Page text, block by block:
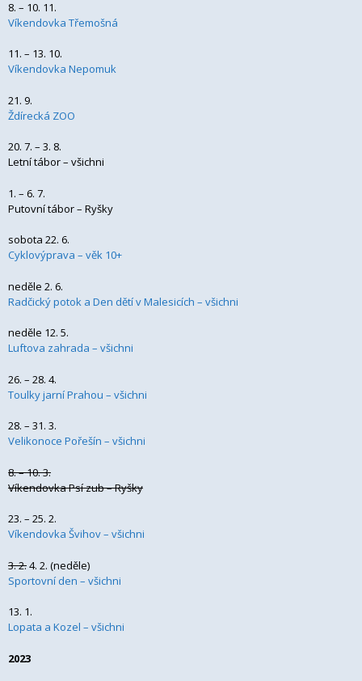
8. – 10. 11.
Víkendovka Třemošná
11. – 13. 10.
Víkendovka Nepomuk
21. 9.
Ždírecká ZOO
20. 7. – 3. 8.
Letní tábor – všichni
1. – 6. 7.
Putovní tábor – Ryšky
sobota 22. 6.
Cyklovýprava – věk 10+
neděle 2. 6.
Radčický potok a Den dětí v Malesicích – všichni
neděle 12. 5.
Luftova zahrada – všichni
26. – 28. 4.
Toulky jarní Prahou – všichni
28. – 31. 3.
Velikonoce Pořešín – všichni
8. – 10. 3.
Víkendovka Psí zub – Ryšky
23. – 25. 2.
Víkendovka Švihov – všichni
3. 2.4. 2. (neděle)
Sportovní den – všichni
13. 1.
Lopata a Kozel – všichni
2023